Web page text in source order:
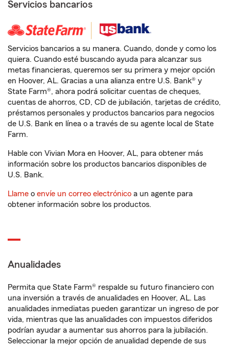
Servicios bancarios
Servicios bancarios a su manera. Cuando, donde y como los
quiera. Cuando esté buscando ayuda para alcanzar sus
metas financieras, queremos ser su primera y mejor opción
en Hoover, AL. Gracias a una alianza entre U.S. Bank® y
State Farm®, ahora podrá solicitar cuentas de cheques,
cuentas de ahorros, CD, CD de jubilación, tarjetas de crédito,
préstamos personales y productos bancarios para negocios
de U.S. Bank en línea o a través de su agente local de State
Farm.
Hable con Vivian Mora en Hoover, AL, para obtener más
información sobre los productos bancarios disponibles de
U.S. Bank.
Llame o envíe un correo electrónico a un agente para
obtener información sobre los productos.
Anualidades
Permita que State Farm® respalde su futuro financiero con
una inversión a través de anualidades en Hoover, AL. Las
anualidades inmediatas pueden garantizar un ingreso de por
vida, mientras que las anualidades con impuestos diferidos
podrían ayudar a aumentar sus ahorros para la jubilación.
Seleccionar la mejor opción de anualidad depende de sus